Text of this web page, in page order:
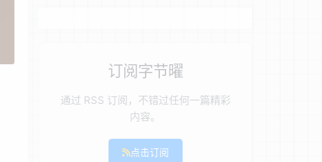
订阅字节曜
通过 RSS 订阅，不错过任何一篇精彩
内容。
点击订阅